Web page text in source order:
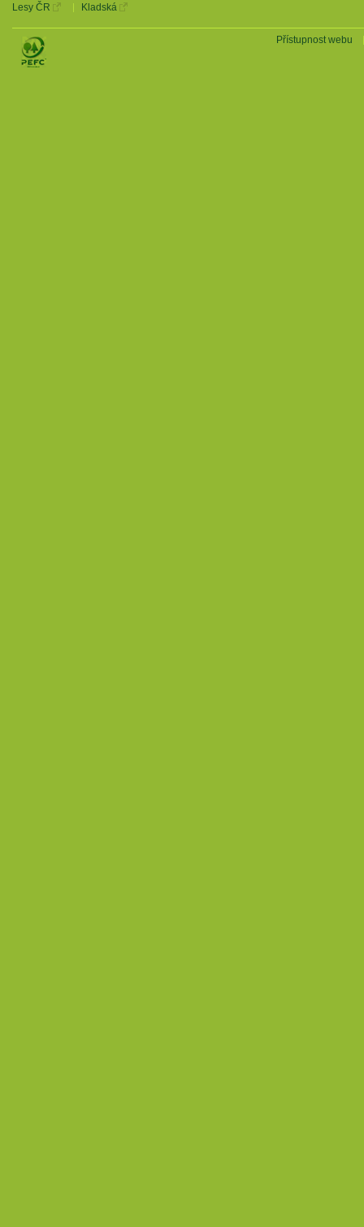
Lesy ČR Kladská
Přístupnost webu